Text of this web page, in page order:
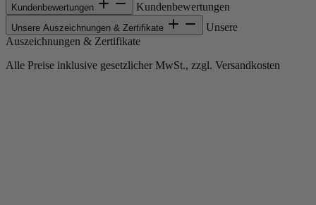
Kundenbewertungen Kundenbewertungen
Unsere Auszeichnungen & Zertifikate
Unsere
Auszeichnungen & Zertifikate
Alle Preise inklusive gesetzlicher MwSt., zzgl. Versandkosten